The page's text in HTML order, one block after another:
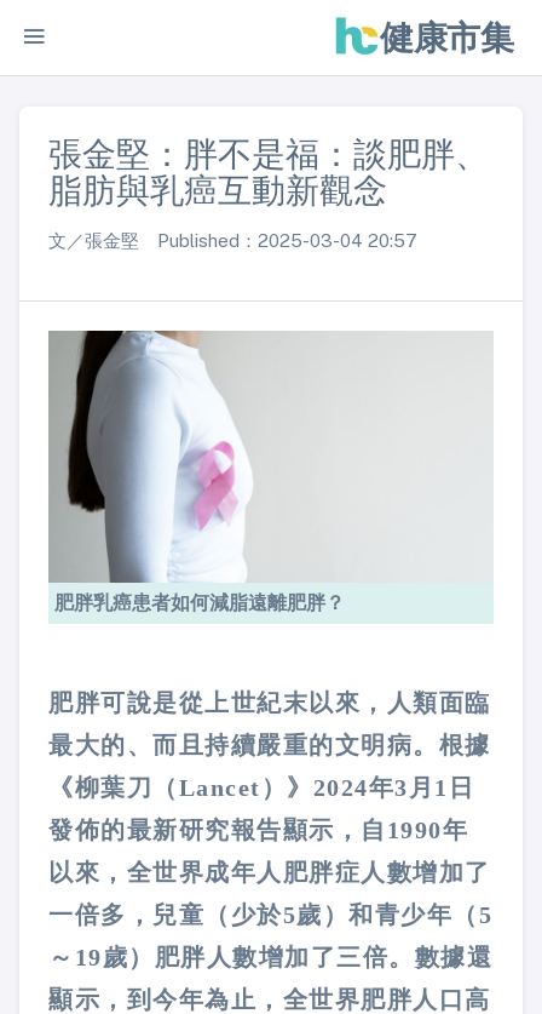
健康市集
張金堅：胖不是福：談肥胖、
脂肪與乳癌互動新觀念
​​​​​​​文／張金堅 Published：2025-03-04 20:57
肥胖乳癌患者如何減脂遠離肥胖？
肥胖可說是從上世紀末以來，人類面臨
最大的、而且持續嚴重的文明病。根據
《柳葉刀（Lancet ）》 2024年3 月 1 日
發佈的最新研究報告顯示，自 1990年
以來，全世界成年人肥胖症人數增加了
一倍多，兒童（少於5歲）和青少年（5
～ 19歲）肥胖人數增加了三倍。數據還
顯示，到今年為止，全世界肥胖人口高